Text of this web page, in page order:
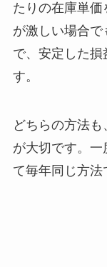
たりの在庫単
が激しい場合で
で、安定した
す。
どちらの方法
が大切です。一
て毎年同じ方法